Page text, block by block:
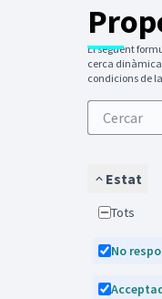
El següent
cerca
condicions de
Estat
Tots
No